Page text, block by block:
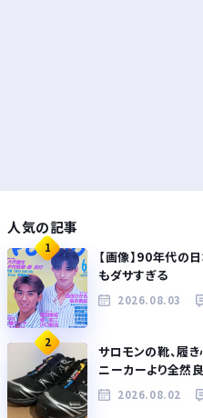
人気の記事
1
【画像】90年代の
もダサすぎる
2026.08.03
2
サロモンの靴、履
ニーカーより全然
2026.08.02